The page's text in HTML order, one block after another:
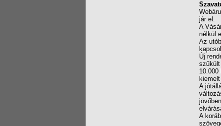
jár el.
A
nélkül
Az
Új
szűkült
A
A